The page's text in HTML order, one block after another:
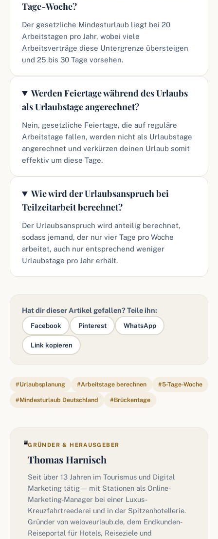
Tage-Woche?
Der gesetzliche Mindesturlaub liegt bei 20
Arbeitstagen pro Jahr, wobei viele
Arbeitsverträge diese Untergrenze übersteigen
und 25 bis 30 Tage vorsehen.
Werden Feiertage während des Urlaubs
als Urlaubstage angerechnet?
Nein, gesetzliche Feiertage, die auf reguläre
Arbeitstage fallen, werden nicht als Urlaubstage
angerechnet und verkürzen deinen Urlaub somit
effektiv um diese Tage.
Wie wird der Urlaubsanspruch bei
Teilzeitarbeit berechnet?
Der Urlaubsanspruch wird anteilig berechnet,
sodass jemand, der nur vier Tage pro Woche
arbeitet, auch nur entsprechend weniger
Urlaubstage pro Jahr erhält.
Hat dir dieser Artikel gefallen? Teile ihn:
Facebook Pinterest WhatsApp
Link kopieren
#Urlaubsplanung #Arbeitstage berechnen #5-Tage-Woche
#Mindesturlaub Deutschland #Brückentage
GRÜNDER & HERAUSGEBER
Thomas Harnisch
Seit über 13 Jahren im Tourismus und Digital
Marketing tätig — mit Stationen als Online-
Marketing-Manager bei einer Luxus-
Kreuzfahrtreederei und in der Spitzenhotellerie.
Gründer von weloveurlaub.de, dem Endkunden-
Reiseportal für Hotels, Reiseziele und